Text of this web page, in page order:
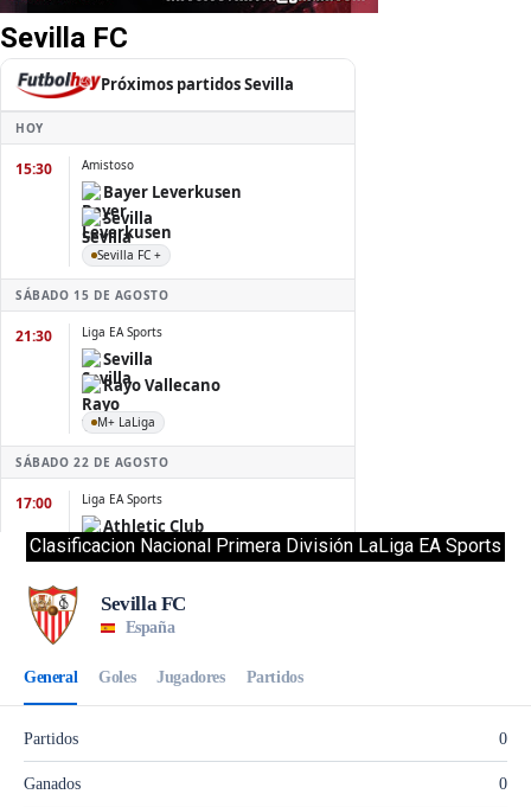
Sevilla FC
Clasificacion Nacional Primera División LaLiga EA Sports